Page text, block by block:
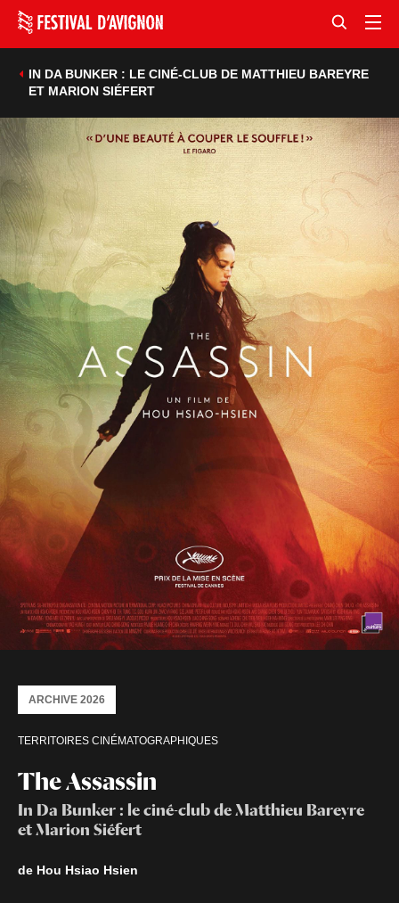
IN DA BUNKER : LE CINÉ-CLUB DE MATTHIEU BAREYRE
ET MARION SIÉFERT
The Assassin
In Da Bunker : le ciné-club de Matthieu Bareyre
et Marion Siéfert
TERRITOIRES CINÉMATOGRAPHIQUES
ARCHIVE 2026
de Hou Hsiao Hsien